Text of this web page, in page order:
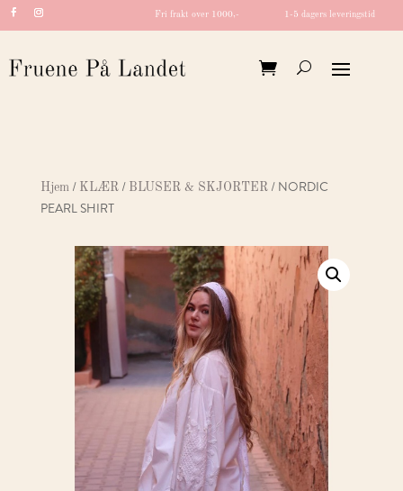
Fri frakt over 1000,- 1-5 dagers leveringstid
Hjem/ KLÆR/ BLUSER & SKJORTER/ NORDIC
PEARL SHIRT